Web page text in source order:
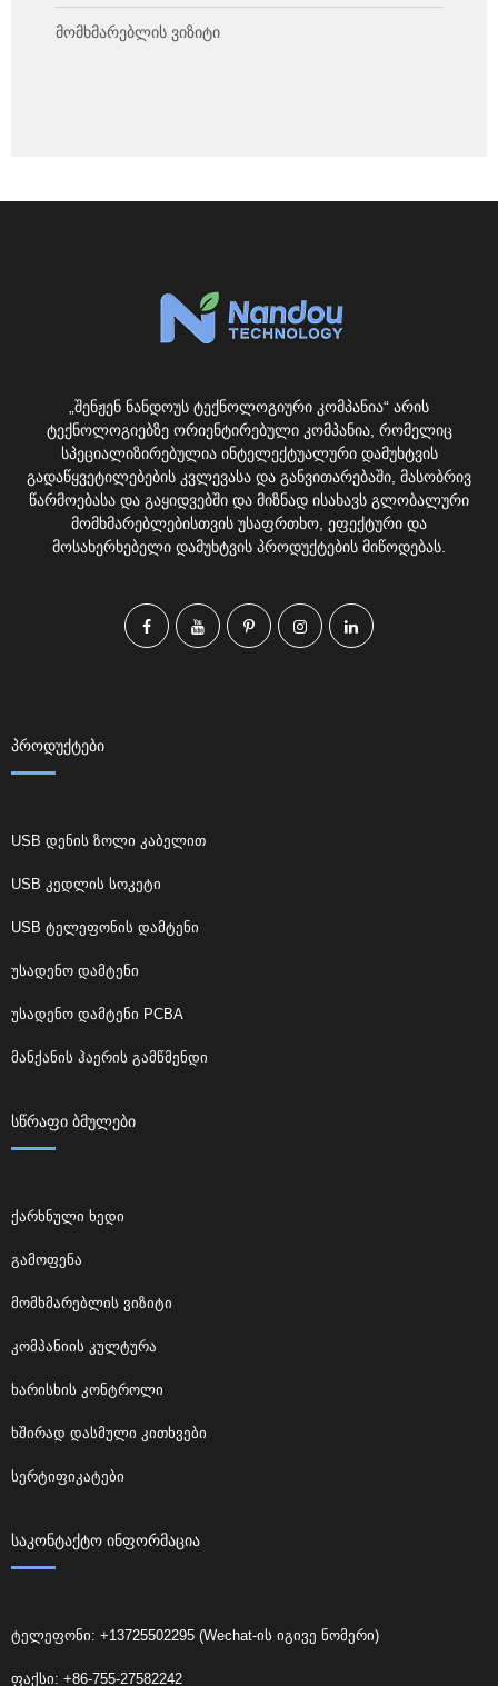
მომხმარებლის ვიზიტი
„შენჟენ ნანდოუს ტექნოლოგიური კომპანია“ არის
ტექნოლოგიებზე ორიენტირებული კომპანია, რომელიც
სპეციალიზირებულია ინტელექტუალური დამუხტვის
გადაწყვეტილებების კვლევასა და განვითარებაში, მასობრივ
წარმოებასა და გაყიდვებში და მიზნად ისახავს გლობალური
მომხმარებლებისთვის უსაფრთხო, ეფექტური და
მოსახერხებელი დამუხტვის პროდუქტების მიწოდებას.
ᲞᲠᲝᲓᲣᲥᲢᲔᲑᲘ
USB დენის ზოლი კაბელით
USB კედლის სოკეტი
USB ტელეფონის დამტენი
უსადენო დამტენი
უსადენო დამტენი PCBA
მანქანის ჰაერის გამწმენდი
ᲡᲬᲠᲐᲤᲘ ᲑᲛᲣᲚᲔᲑᲘ
ქარხნული ხედი
გამოფენა
მომხმარებლის ვიზიტი
კომპანიის კულტურა
ხარისხის კონტროლი
ხშირად დასმული კითხვები
სერტიფიკატები
ᲡᲐᲙᲝᲜᲢᲐᲥᲢᲝ ᲘᲜᲤᲝᲠᲛᲐᲪᲘᲐ
ტელეფონი: +13725502295 (Wechat-ის იგივე ნომერი)
ფაქსი: +86-755-27582242